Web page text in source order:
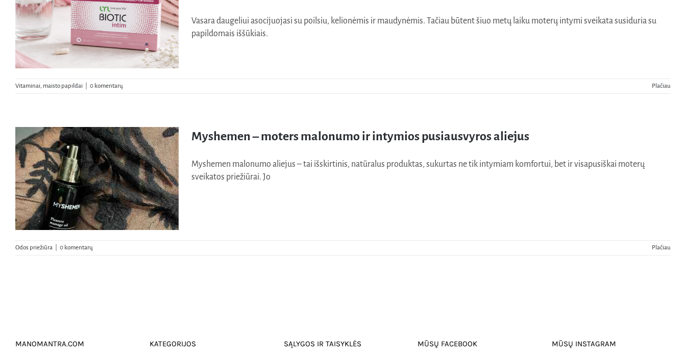
rūpintis intymia sveikata ir makšties
mikrobiota?
Vasara daugeliui asocijuojasi su poilsiu, kelionėmis ir maudynėmis. Tačiau būtent šiuo metų laiku moterų intymi sveikata susiduria su
papildomais iššūkiais.
Vitaminai, maisto papildai 0 komentarų Plačiau
Myshemen – moters malonumo ir intymios pusiausvyros aliejus
Myshemen malonumo aliejus – tai išskirtinis, natūralus produktas, sukurtas ne tik intymiam komfortui, bet ir visapusiškai moterų
sveikatos priežiūrai. Jo
Odos priežiūra 0 komentarų Plačiau
MANOMANTRA.COM KATEGORIJOS SĄLYGOS IR TAISYKLĖS MŪSŲ FACEBOOK MŪSŲ INSTAGRAM